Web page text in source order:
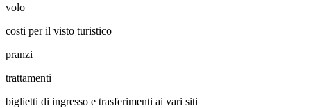
volo
costi per il visto turistico
pranzi
trattamenti
biglietti di ingresso e trasferimenti ai vari siti